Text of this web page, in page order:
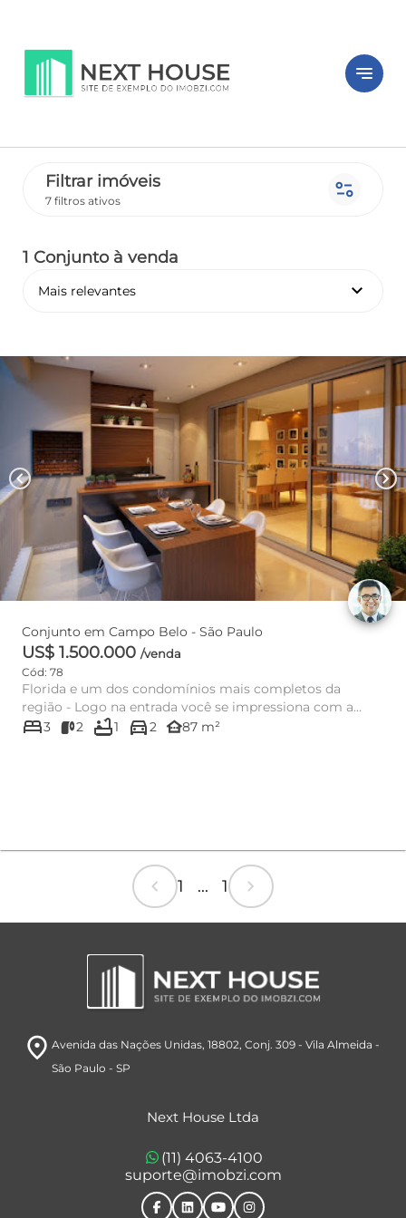
notes
Filtrar imóveis
7 filtros ativos page_info
1 Conjunto à venda
Mais relevantes keyboard_arrow_down
chevron_left chevron_right
Conjunto em Campo Belo - São Paulo
US$ 1.500.000 /venda
Cód: 78
Florida e um dos condomínios mais completos da
região - Logo na entrada você se impressiona com a
grandeza do empreendim...
bed3 2 bathtub1 directions_car2 other_houses87 m²
chevron_left 1 ... 1 chevron_right
room Avenida das Nações Unidas, 18802, Conj. 309- Vila Almeida -
São Paulo - SP
Next House Ltda
(11) 4063-4100
suporte@imobzi.com